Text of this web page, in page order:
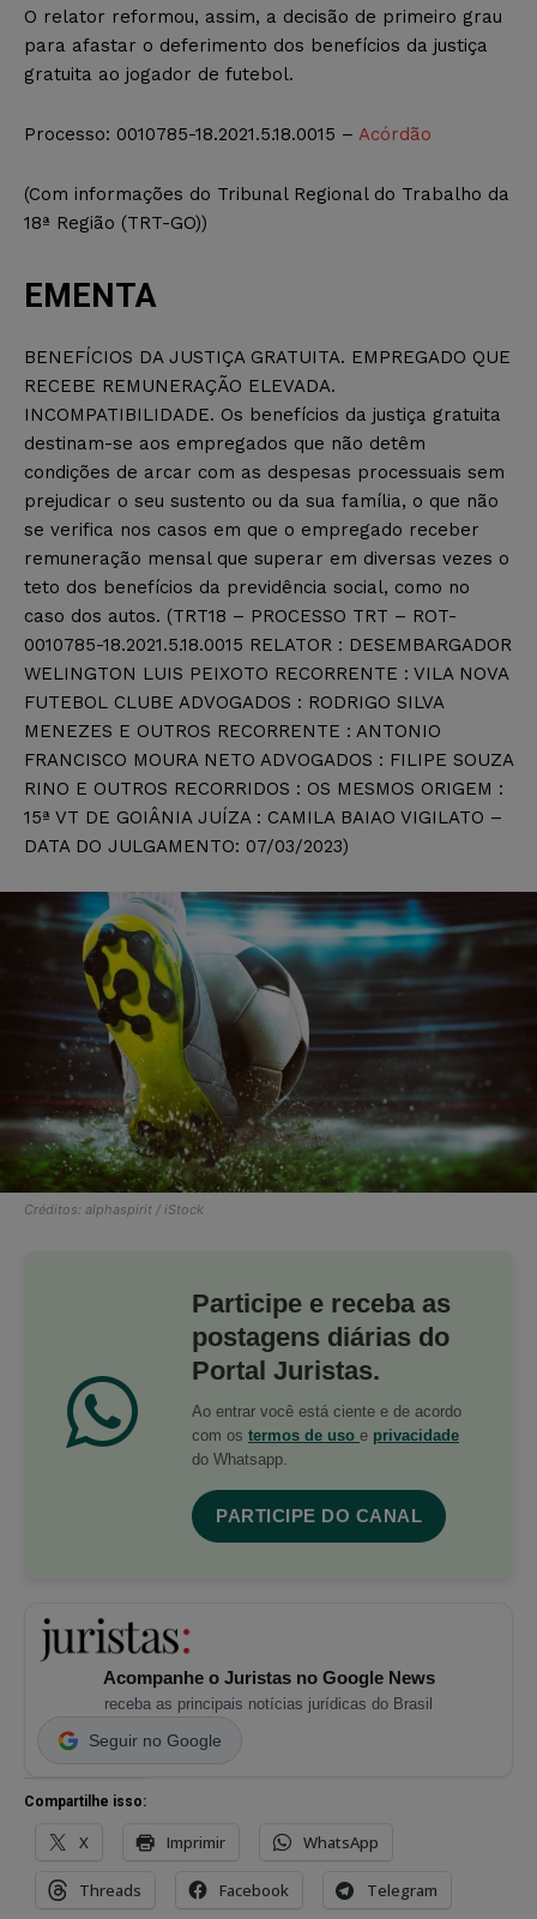
O relator reformou, assim, a decisão de primeiro grau
para afastar o deferimento dos benefícios da justiça
gratuita ao jogador de futebol.
Processo: 0010785-18.2021.5.18.0015 – Acórdão
(Com informações do Tribunal Regional do Trabalho da
18ª Região (TRT-GO))
EMENTA
BENEFÍCIOS DA JUSTIÇA GRATUITA. EMPREGADO QUE
RECEBE REMUNERAÇÃO ELEVADA.
INCOMPATIBILIDADE. Os benefícios da justiça gratuita
destinam-se aos empregados que não detêm
condições de arcar com as despesas processuais sem
prejudicar o seu sustento ou da sua família, o que não
se verifica nos casos em que o empregado receber
remuneração mensal que superar em diversas vezes o
teto dos benefícios da previdência social, como no
caso dos autos. (TRT18 – PROCESSO TRT – ROT-
0010785-18.2021.5.18.0015 RELATOR : DESEMBARGADOR
WELINGTON LUIS PEIXOTO RECORRENTE : VILA NOVA
FUTEBOL CLUBE ADVOGADOS : RODRIGO SILVA
MENEZES E OUTROS RECORRENTE : ANTONIO
FRANCISCO MOURA NETO ADVOGADOS : FILIPE SOUZA
RINO E OUTROS RECORRIDOS : OS MESMOS ORIGEM :
15ª VT DE GOIÂNIA JUÍZA : CAMILA BAIAO VIGILATO –
DATA DO JULGAMENTO: 07/03/2023)
Créditos: alphaspirit / iStock
Participe e receba as
postagens diárias do
Portal Juristas.
Ao entrar você está ciente e de acordo
com os termos de uso e privacidade
do Whatsapp.
PARTICIPE DO CANAL
Acompanhe o Juristas no Google News
receba as principais notícias jurídicas do Brasil
Seguir no Google
Compartilhe isso:
X Imprimir WhatsApp
Threads Facebook Telegram